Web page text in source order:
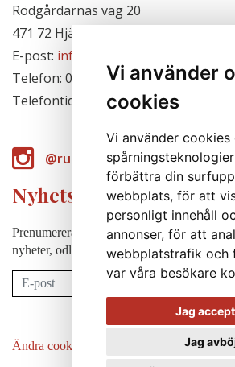
Vi använder
cookies
Vi använder cookies
förbättra din
webbplats, för att
personligt innehåll
annonser, för att
webbplatstrafik och
var våra besökare
Jag
Jag
Rödgårdarnas väg 20
471 72 Hjälteby, Sverige
E-post: info@runabergsfroer.se
Telefon: 0303-777140
Telefontid: Stängt för säsongen
@runabergsfroer
Nyhetsbrev
Prenumerera på vårt nyhetsbrev för att
nyheter, odlingstips m.m.
Ändra cookie-inställningar